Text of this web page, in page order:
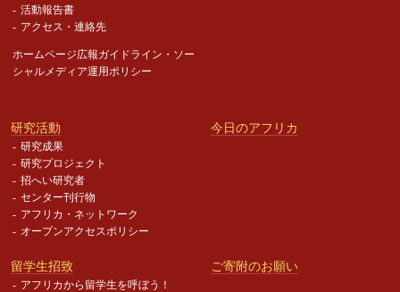
活動報告書
アクセス・連絡先
ホームページ広報ガイドライン・ ソー
シャルメディア運用ポリシー
研究活動
研究成果
研究プロジェクト
招へい研究者
センター刊行物
アフリカ・ネットワーク
オープンアクセスポリシー
今日のアフリカ
留学生招致
アフリカから留学生を呼ぼう！
ご寄附のお願い